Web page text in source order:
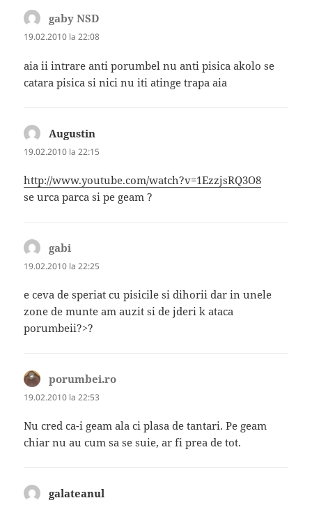
gaby NSD
19.02.2010 la 22:08
aia ii intrare anti porumbel nu anti pisica akolo se
catara pisica si nici nu iti atinge trapa aia
Augustin
19.02.2010 la 22:15
http://www.youtube.com/watch?v=1EzzjsRQ3O8
se urca parca si pe geam ?
gabi
19.02.2010 la 22:25
e ceva de speriat cu pisicile si dihorii dar in unele
zone de munte am auzit si de jderi k ataca
porumbeii?>?
porumbei.ro
19.02.2010 la 22:53
Nu cred ca-i geam ala ci plasa de tantari. Pe geam
chiar nu au cum sa se suie, ar fi prea de tot.
galateanul